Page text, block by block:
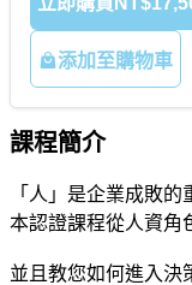
添加至購物車
課程簡介
「人」是企業成敗
本認證課程從人資角
並且教您如何進入決